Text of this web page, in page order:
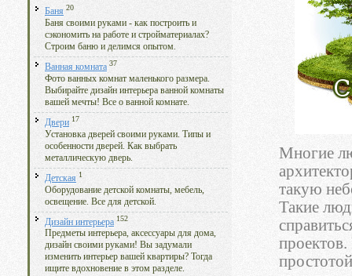
Баня 20
Баня своими руками - как построить и
сэкономить на работе и стройматериалах?
Строим баню и делимся опытом.
Ванная комната 37
Фото ванных комнат маленького размера.
Выбирайте дизайн интерьера ванной комнаты
вашей мечты! Все о ванной комнате.
Двери 17
Установка дверей своими руками. Типы и
особенности дверей. Как выбрать
металлическую дверь.
Детская 1
Оборудование детской комнаты, мебель,
освещение. Все для детской.
Дизайн интерьера 152
Предметы интерьера, аксессуары для дома,
дизайн своими руками! Вы задумали
изменить интерьер вашей квартиры? Тогда
ищите вдохновение в этом разделе.
Многие
такую
Такие